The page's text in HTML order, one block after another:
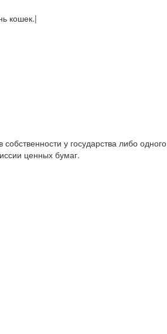
кошек|
у государства либо одного
ценных бумаг.